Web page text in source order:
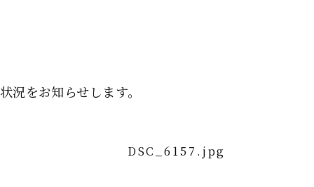
をお知らせします。